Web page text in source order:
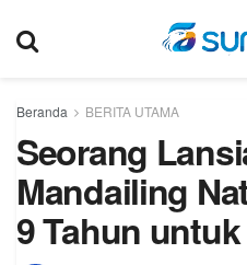
Beranda BERITA UTAMA
Seorang
Mandailing
9 Tahun